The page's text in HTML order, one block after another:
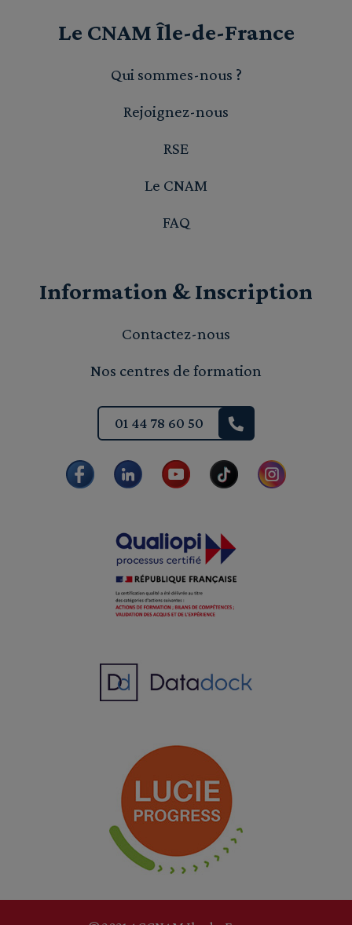
Le CNAM Île-de-France
Qui sommes-nous ?
Rejoignez-nous
RSE
Le CNAM
FAQ
Information & Inscription
Contactez-nous
Nos centres de formation
01 44 78 60 50